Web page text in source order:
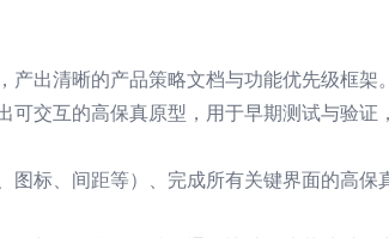
出清晰的产品策略文档与功能优先级框架。
交互的高保真原型，用于早期测试与验证
图标、间距等）、完成所有关键界面的高保